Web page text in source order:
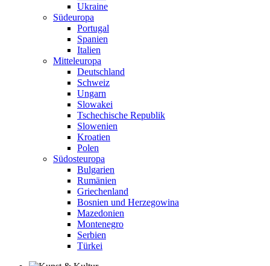
Ukraine
Südeuropa
Portugal
Spanien
Italien
Mitteleuropa
Deutschland
Schweiz
Ungarn
Slowakei
Tschechische Republik
Slowenien
Kroatien
Polen
Südosteuropa
Bulgarien
Rumänien
Griechenland
Bosnien und Herzegowina
Mazedonien
Montenegro
Serbien
Türkei